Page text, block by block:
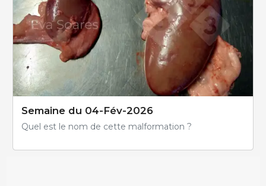
Semaine du 04-Fév-2026
Quel est le nom de cette malformation ?